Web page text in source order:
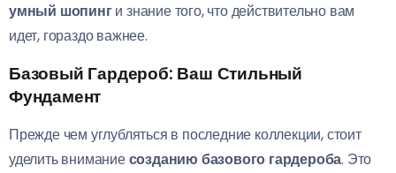
умный шопинги знание того, что действительно вам
идет, гораздо важнее.
Базовый Гардероб: Ваш Стильный
Фундамент
Прежде чем углубляться в последние коллекции, стоит
уделить вниманиесозданию базового гардероба. Это